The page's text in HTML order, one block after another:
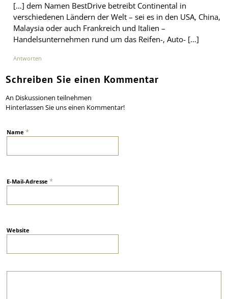
[…] dem Namen BestDrive betreibt Continental in
verschiedenen Ländern der Welt – sei es in den USA, China,
Malaysia oder auch Frankreich und Italien –
Handelsunternehmen rund um das Reifen-, Auto- […]
Antworten
Schreiben Sie einen Kommentar
An Diskussionen teilnehmen
Hinterlassen Sie uns einen Kommentar!
Name*
E-Mail-Adresse*
Website